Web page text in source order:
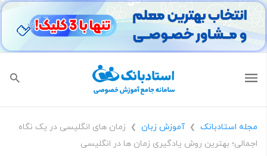
مجله استادبانک ❯ آموزش زبان ❯
زمان‌ های انگلیسی در یک نگاه
اجمالی؛ بهترین روش یادگیری زمان‌ ها در انگلیسی